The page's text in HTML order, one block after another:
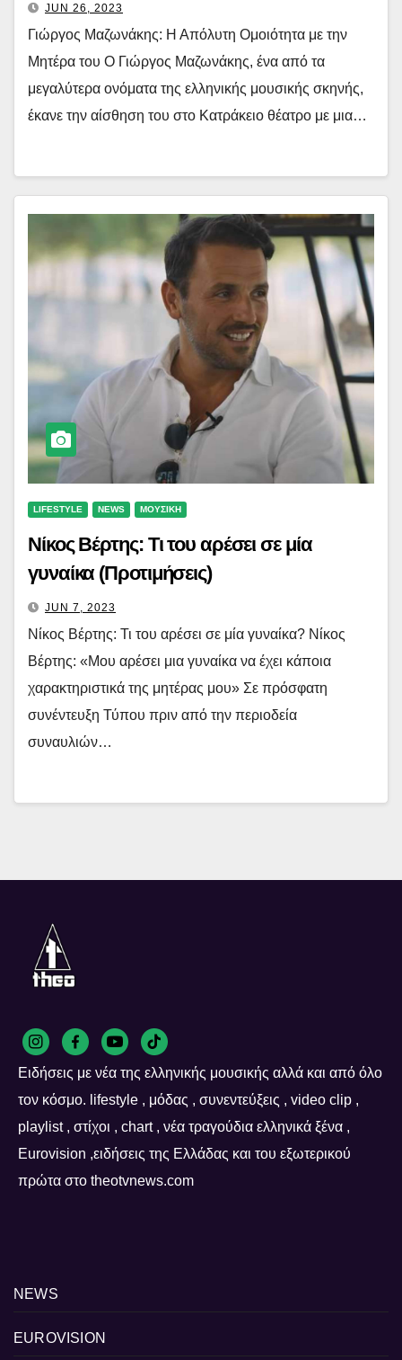
JUN 26, 2023
Γιώργος Μαζωνάκης: Η Απόλυτη Ομοιότητα με την
Μητέρα του Ο Γιώργος Μαζωνάκης, ένα από τα
μεγαλύτερα ονόματα της ελληνικής μουσικής σκηνής,
έκανε την αίσθηση του στο Κατράκειο θέατρο με μια…
LIFESTYLE NEWS ΜΟΥΣΙΚΗ
Νίκος Βέρτης: Τι του αρέσει σε μία
γυναίκα (Προτιμήσεις)
JUN 7, 2023
Νίκος Βέρτης: Τι του αρέσει σε μία γυναίκα? Νίκος
Βέρτης: «Μου αρέσει μια γυναίκα να έχει κάποια
χαρακτηριστικά της μητέρας μου» Σε πρόσφατη
συνέντευξη Τύπου πριν από την περιοδεία
συναυλιών…
Ειδήσεις με νέα της ελληνικής μουσικής αλλά και από όλο
τον κόσμο. lifestyle , μόδας , συνεντεύξεις , video clip ,
playlist , στίχοι , chart , νέα τραγούδια ελληνικά ξένα ,
Eurovision ,ειδήσεις της Ελλάδας και του εξωτερικού
πρώτα στο theotvnews.com
NEWS
EUROVISION